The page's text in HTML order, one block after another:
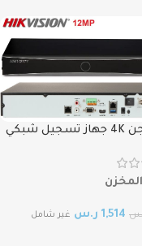
هيكفيجن 4K جهاز تسجيل شبكي
الكهرباء HIKVISION 4K NVR,1.5U
AcuSense 16CH
1,514 ر.س غير شامل